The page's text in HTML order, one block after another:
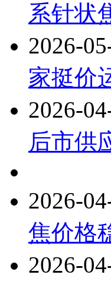
系针状
2026-
家挺价
2026-
后市供
2026-
焦价格
2026-